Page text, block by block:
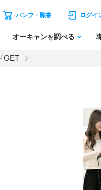
パンフ・願書 ログイ
オーキャンを調べる
GET